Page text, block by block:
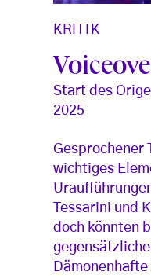
KRITIK
Start des
2025
Gesprochener
wichtiges
Tessarini und
doch könnten